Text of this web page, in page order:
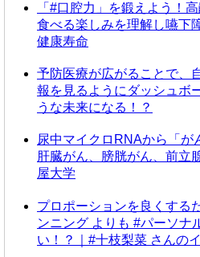
「#口腔力」を鍛えよう！
食べる楽しみを理解し嚥下
健康寿命
予防医療が広がることで、
報を見るようにダッシュボ
うな未来になる！？
尿中マイクロRNAから「が
肝臓がん、膀胱がん、前立
屋大学
プロポーションを良くする
ンニング よりも #パーソナ
い！？｜#十枝梨菜 さんの